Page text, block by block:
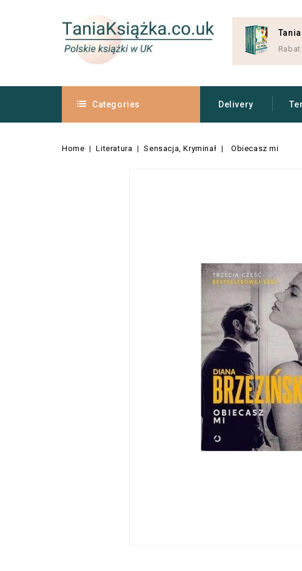
Categories Delivery
Home Literatura Sensacja, Kryminał Obiecasz mi